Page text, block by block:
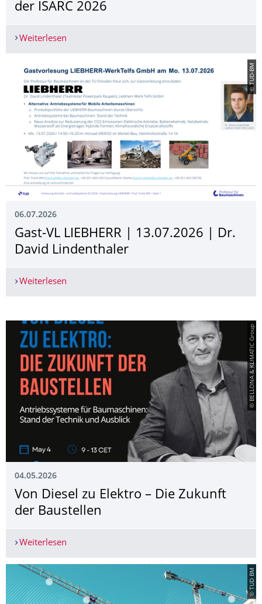
der ISARC 2026
Weiterlesen
© TUD-BM
06.07.2026
Gast-VL LIEBHERR | 13.07.2026 | Dr.
David Lindenthaler
Weiterlesen
© BELLONA & KLIMATIC Group
04.05.2026
Von Diesel zu Elektro – Die Zukunft
der Baustellen
Weiterlesen
© TUD BM